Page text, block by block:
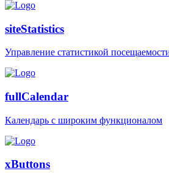
siteStatistics
Управление статистикой
fullCalendar
Календарь с широким функционалом
xButtons